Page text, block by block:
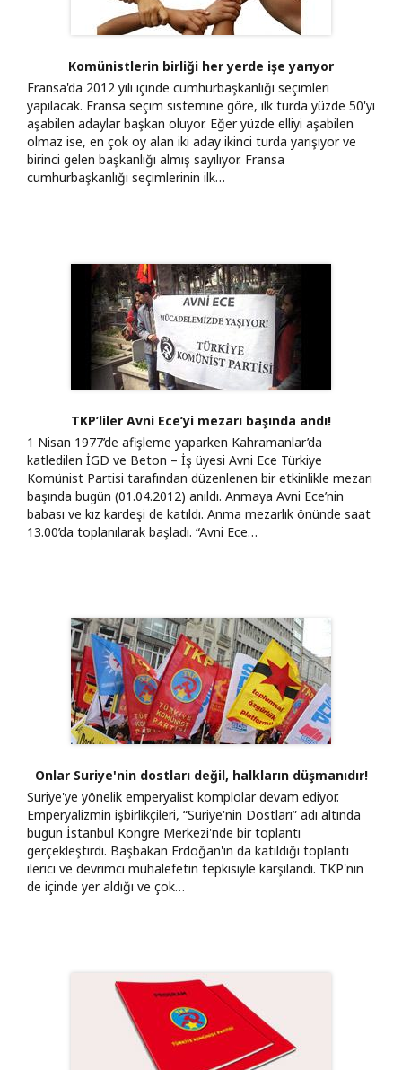
Komünistlerin birliği her yerde işe yarıyor
Fransa'da 2012 yılı içinde cumhurbaşkanlığı seçimleri
yapılacak. Fransa seçim sistemine göre, ilk turda yüzde 50'yi
aşabilen adaylar başkan oluyor. Eğer yüzde elliyi aşabilen
olmaz ise, en çok oy alan iki aday ikinci turda yarışıyor ve
birinci gelen başkanlığı almış sayılıyor. Fransa
cumhurbaşkanlığı seçimlerinin ilk…
TKP’liler Avni Ece’yi mezarı başında andı!
1 Nisan 1977’de afişleme yaparken Kahramanlar’da
katledilen İGD ve Beton – İş üyesi Avni Ece Türkiye
Komünist Partisi tarafından düzenlenen bir etkinlikle mezarı
başında bugün (01.04.2012) anıldı. Anmaya Avni Ece’nin
babası ve kız kardeşi de katıldı. Anma mezarlık önünde saat
13.00’da toplanılarak başladı. “Avni Ece…
Onlar Suriye'nin dostları değil, halkların düşmanıdır!
Suriye'ye yönelik emperyalist komplolar devam ediyor.
Emperyalizmin işbirlikçileri, “Suriye'nin Dostları” adı altında
bugün İstanbul Kongre Merkezi'nde bir toplantı
gerçekleştirdi. Başbakan Erdoğan'ın da katıldığı toplantı
ilerici ve devrimci muhalefetin tepkisiyle karşılandı. TKP'nin
de içinde yer aldığı ve çok…